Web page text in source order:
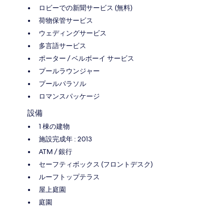
ロビーでの新聞サービス (無料)
荷物保管サービス
ウェディングサービス
多言語サービス
ポーター / ベルボーイ サービス
プールラウンジャー
プールパラソル
ロマンスパッケージ
設備
1 棟の建物
施設完成年 : 2013
ATM / 銀行
セーフティボックス (フロントデスク)
ルーフトップテラス
屋上庭園
庭園